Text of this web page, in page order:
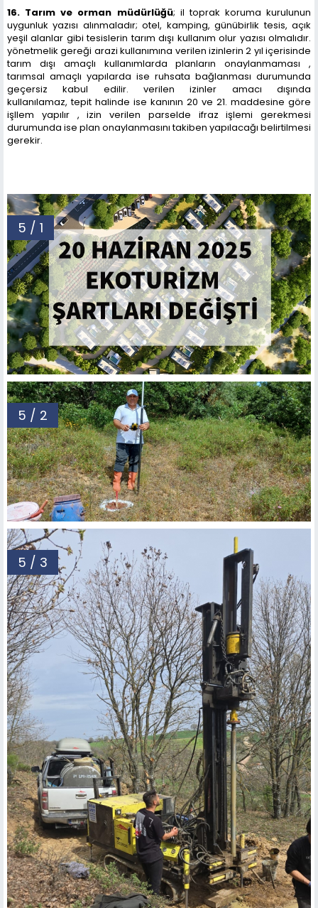
16. Tarım ve orman müdürlüğü; il toprak koruma kurulunun
uygunluk yazısı alınmaladır; otel, kamping, günübirlik tesis, açık
yeşil alanlar gibi tesislerin tarım dışı kullanım olur yazısı olmalıdır.
yönetmelik gereği arazi kullanımına verilen izinlerin 2 yıl içerisinde
tarım dışı amaçlı kullanımlarda planların onaylanmaması ,
tarımsal amaçlı yapılarda ise ruhsata bağlanması durumunda
geçersiz kabul edilir. verilen izinler amacı dışında
kullanılamaz, tepit halinde ise kanının 20 ve 21. maddesine göre
işllem yapılır , izin verilen parselde ifraz işlemi gerekmesi
durumunda ise plan onaylanmasını takiben yapılacağı belirtilmesi
gerekir.
5 / 1
5 / 2
5 / 3